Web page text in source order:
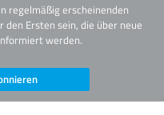
regelmäßig erscheinenden
Ersten sein, die über neue
werden.